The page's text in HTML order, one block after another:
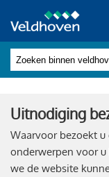
Uitnodiging
Waarvoor bezoekt
onderwerpen voor
we de website